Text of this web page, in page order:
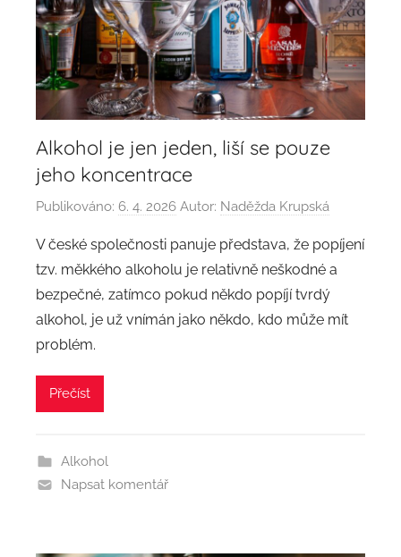
Alkohol je jen jeden, liší se pouze
jeho koncentrace
Publikováno: 6. 4. 2026 Autor: Naděžda Krupská
V české společnosti panuje představa, že popíjení
tzv. měkkého alkoholu je relativně neškodné a
bezpečné, zatímco pokud někdo popíjí tvrdý
alkohol, je už vnímán jako někdo, kdo může mít
problém.
Přečíst
Alkohol
Napsat komentář